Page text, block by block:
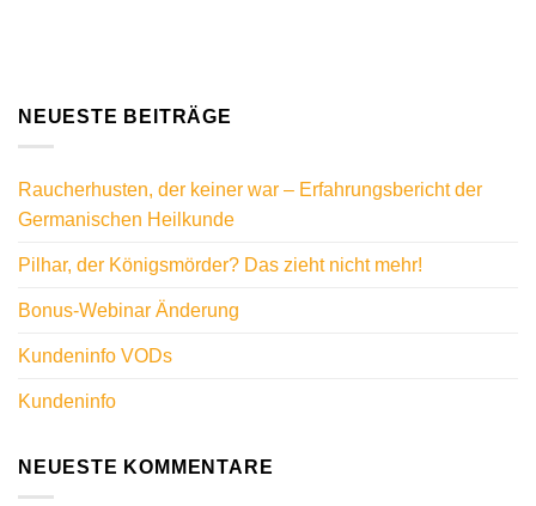
NEUESTE BEITRÄGE
Raucherhusten, der keiner war – Erfahrungsbericht der
Germanischen Heilkunde
Pilhar, der Königsmörder? Das zieht nicht mehr!
Bonus-Webinar Änderung
Kundeninfo VODs
Kundeninfo
NEUESTE KOMMENTARE